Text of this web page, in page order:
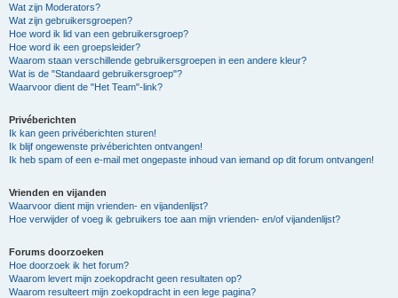
Wat zijn Moderators?
Wat zijn gebruikersgroepen?
Hoe word ik lid van een gebruikersgroep?
Hoe word ik een groepsleider?
Waarom staan verschillende gebruikersgroepen in een andere kleur?
Wat is de "Standaard gebruikersgroep"?
Waarvoor dient de "Het Team"-link?
Privéberichten
Ik kan geen privéberichten sturen!
Ik blijf ongewenste privéberichten ontvangen!
Ik heb spam of een e-mail met ongepaste inhoud van iemand op dit forum ontvangen!
Vrienden en vijanden
Waarvoor dient mijn vrienden- en vijandenlijst?
Hoe verwijder of voeg ik gebruikers toe aan mijn vrienden- en/of vijandenlijst?
Forums doorzoeken
Hoe doorzoek ik het forum?
Waarom levert mijn zoekopdracht geen resultaten op?
Waarom resulteert mijn zoekopdracht in een lege pagina?